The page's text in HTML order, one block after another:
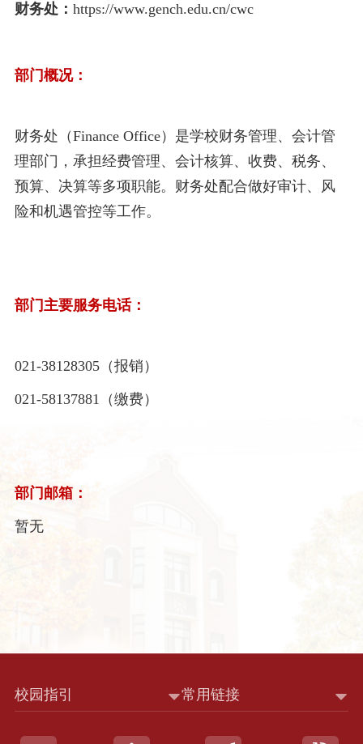
财务处： https://www.gench.edu.cn/cwc
部门概况：
财务处（Finance Office） 是学校财务管理、会计管
理部门，承担经费管理、会计核算、收费、税务、
预算、决算等多项职能。财务处配合做好审计、风
险和机遇管控等工作。
部门主要服务电话：
021-38128305（报销）
021-58137881（缴费）
部门邮箱：
暂无
校园指引 常用链接